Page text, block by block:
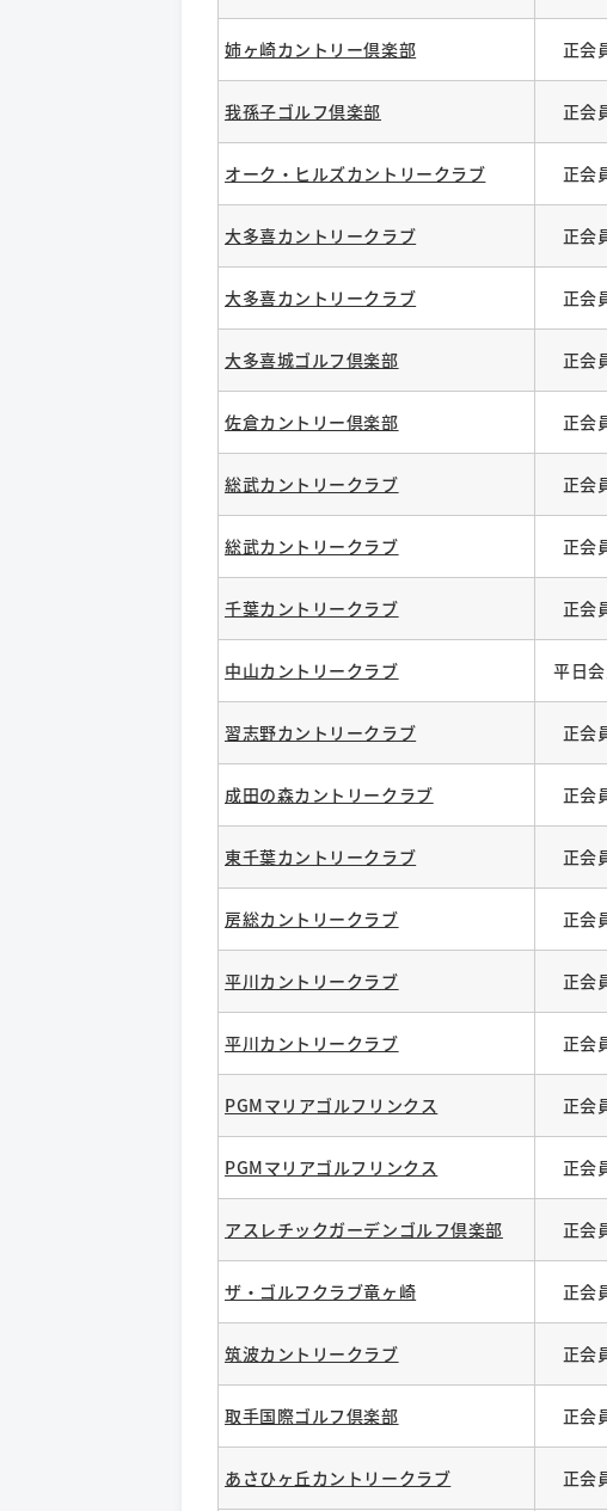
姉ヶ崎カントリー倶楽部 正会
我孫子ゴルフ倶楽部 正会
オーク・ヒルズカントリークラブ 正会
大多喜カントリークラブ 正会
大多喜カントリークラブ 正会
大多喜城ゴルフ倶楽部 正会
佐倉カントリー倶楽部 正会
総武カントリークラブ 正会
総武カントリークラブ 正会
千葉カントリークラブ 正会
中山カントリークラブ 平日
習志野カントリークラブ 正会
成田の森カントリークラブ 正会
東千葉カントリークラブ 正会
房総カントリークラブ 正会
平川カントリークラブ 正会
平川カントリークラブ 正会
PGMマリアゴルフリンクス 正会
PGMマリアゴルフリンクス 正会
アスレチックガーデンゴルフ倶楽部 正会
ザ・ゴルフクラブ竜ヶ崎 正会
筑波カントリークラブ 正会
取手国際ゴルフ倶楽部 正会
あさひヶ丘カントリークラブ 正会